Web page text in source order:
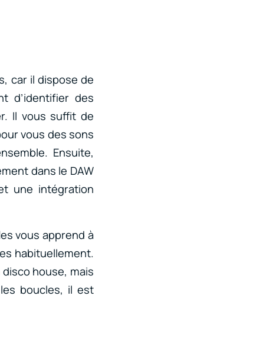
car il dispose de
d’identifier des
Il vous suffit de
vous des sons
Ensuite,
dans le DAW
une intégration
vous apprend à
habituellement.
house, mais
boucles, il est